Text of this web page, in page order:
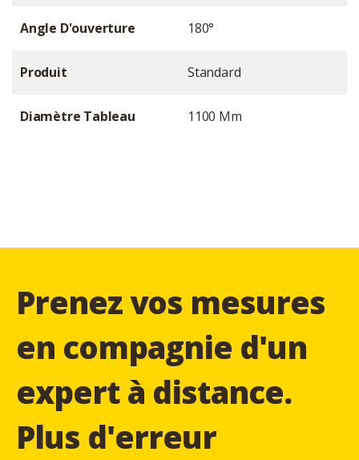
Angle D'ouverture 180°
Produit Standard
Diamètre Tableau 1100 Mm
Prenez vos mesures
en compagnie d'un
expert à distance.
Plus d'erreur